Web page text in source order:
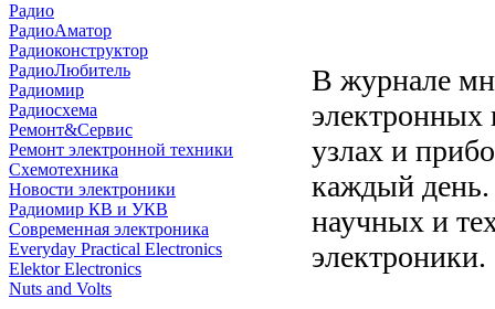
Радио
РадиоАматор
Радиоконструктор
РадиоЛюбитель
Радиомир
Радиосхема
Ремонт&Сервис
Ремонт электронной техники
Схемотехника
Новости электроники
Радиомир КВ и УКВ
Современная электроника
Everyday Practical Electronics
Elektor Electronics
Nuts and Volts
В журнале
электронных
узлах и
каждый день.
научных и
электроники.